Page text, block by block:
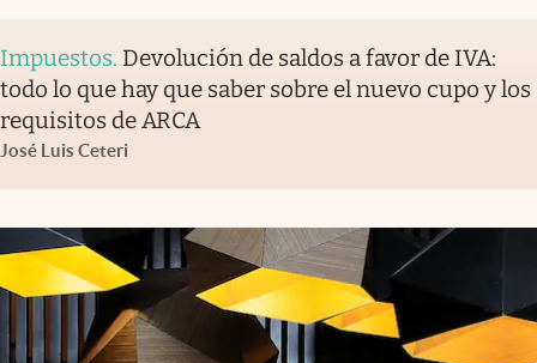
Impuestos. Devolución de saldos a favor de IVA:
todo lo que hay que saber sobre el nuevo cupo y los
requisitos de ARCA
José Luis Ceteri